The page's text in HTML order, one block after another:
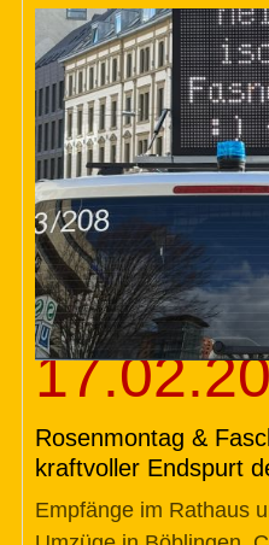
Rosenmontag &
kraftvoller Endspurt
Empfänge im Rathaus